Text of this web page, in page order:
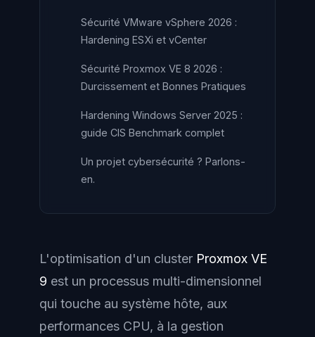
Sécurité VMware vSphere 2026 :
Hardening ESXi et vCenter
Sécurité Proxmox VE 8 2026 :
Durcissement et Bonnes Pratiques
Hardening Windows Server 2025 :
guide CIS Benchmark complet
Un projet cybersécurité ? Parlons-
en.
L'optimisation d'un cluster Proxmox VE
9 est un processus multi-dimensionnel
qui touche au système hôte, aux
performances CPU, à la gestion